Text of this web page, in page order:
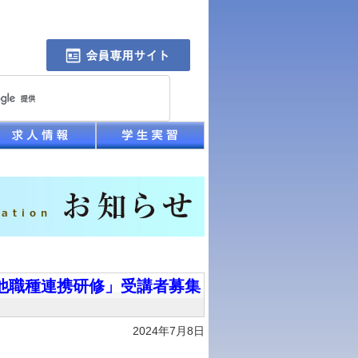
職種連携研修」受講者募集
2024年7月8日